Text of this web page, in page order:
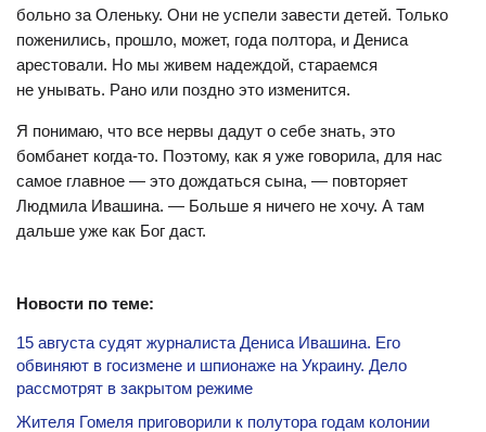
больно за Оленьку. Они не успели завести детей. Только
поженились, прошло, может, года полтора, и Дениса
арестовали. Но мы живем надеждой, стараемся
не унывать. Рано или поздно это изменится.
Я понимаю, что все нервы дадут о себе знать, это
бомбанет когда-то. Поэтому, как я уже говорила, для нас
самое главное — это дождаться сына, — повторяет
Людмила Ивашина. — Больше я ничего не хочу. А там
дальше уже как Бог даст.
Новости по теме:
15 августа судят журналиста Дениса Ивашина. Его
обвиняют в госизмене и шпионаже на Украину. Дело
рассмотрят в закрытом режиме
Жителя Гомеля приговорили к полутора годам колонии